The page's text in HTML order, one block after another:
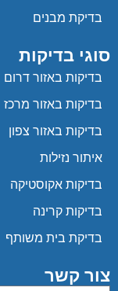
בדיקת מבנים
סוגי בדיקות
בדיקות באזור דרום
בדיקות באזור מרכז
בדיקות באזור צפון
איתור נזילות
בדיקות אקוסטיקה
בדיקות קרינה
בדיקת בית משותף
צור קשר